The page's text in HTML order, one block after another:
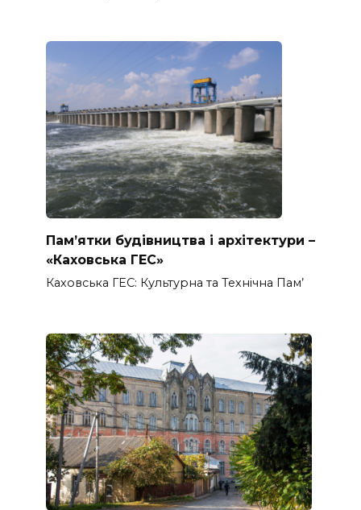
Пам’ятки будівництва і архітектури –
«Каховська ГЕС»
Каховська ГЕС: Культурна та Технічна Пам’